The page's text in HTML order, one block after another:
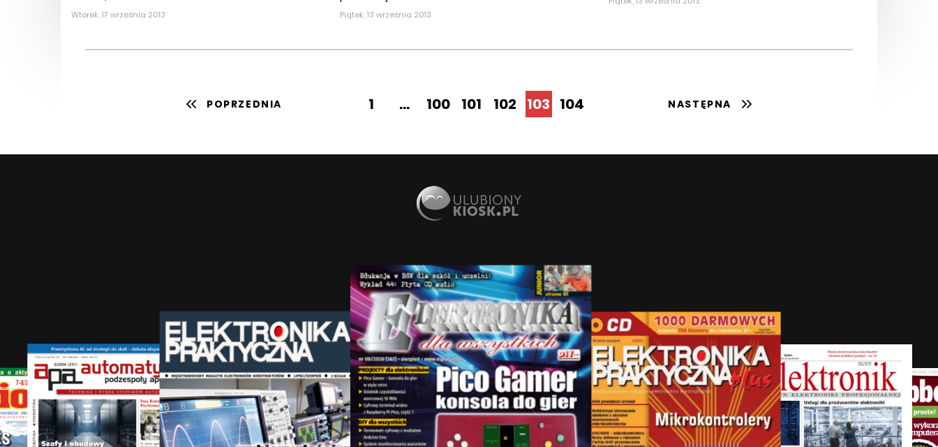
Wtorek, 17 września 2013 Piątek, 13 września 2013
POPRZEDNIA 1 ... 100 101 102 103 104 NASTĘPNA